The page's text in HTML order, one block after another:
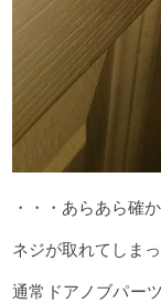
・・・あらあら確
ネジが取れてしま
通常ドアノブパー